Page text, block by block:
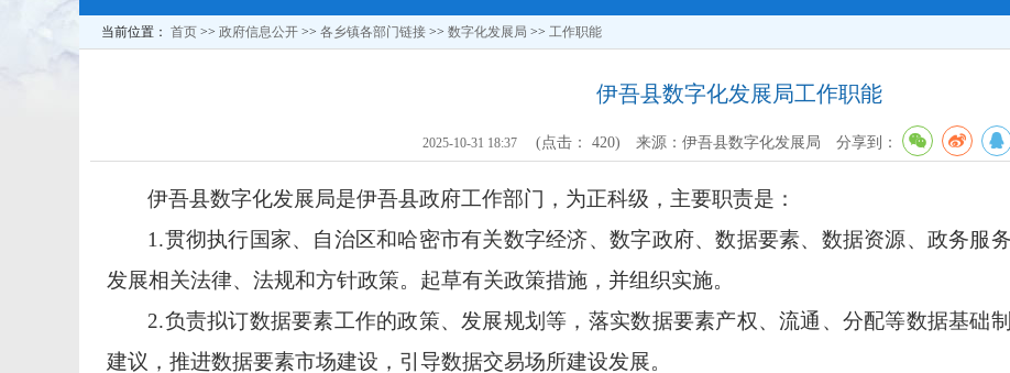
当前位置： 首页 >> 政府信息公开 >> 各乡镇各部门链接 >> 数字化发展局 >> 工作职能
伊吾县数字化发展局工作职能
2025-10-31 18:37 (点击： 420) 来源：伊吾县数字化发展局 分享到：
伊吾县数字化发展局是伊吾县政府工作部门，为正科级，主要职责是：
1.贯彻执行国家、自治区和哈密市有关数字经济、数字政府、数据要素、数据资源、政务服
发展相关法律、法规和方针政策。起草有关政策措施，并组织实施。
2.负责拟订数据要素工作的政策、发展规划等，落实数据要素产权、流通、分配等数据基础
建议，推进数据要素市场建设，引导数据交易场所建设发展。